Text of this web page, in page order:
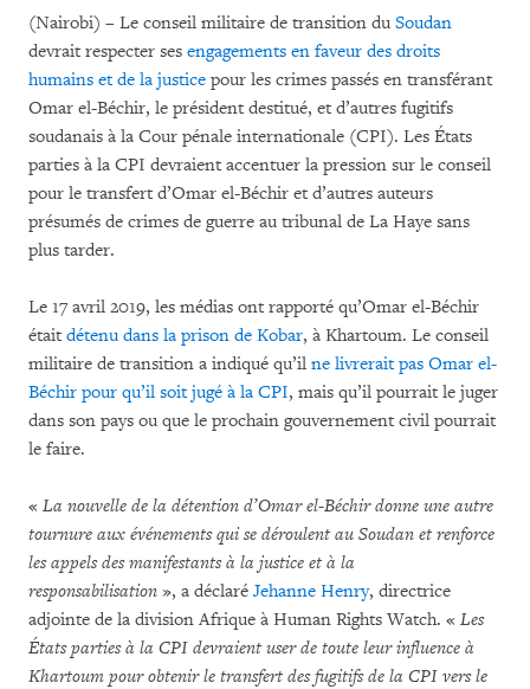
(Nairobi) – Le conseil militaire de transition du Soudan
devrait respecter ses engagements en faveur des droits
humains et de la justice pour les crimes passés en transférant
Omar el-Béchir, le président destitué, et d’autres fugitifs
soudanais à la Cour pénale internationale (CPI). Les États
parties à la CPI devraient accentuer la pression sur le conseil
pour le transfert d’Omar el-Béchir et d’autres auteurs
présumés de crimes de guerre au tribunal de La Haye sans
plus tarder.
Le 17 avril 2019, les médias ont rapporté qu’Omar el-Béchir
était détenu dans la prison de Kobar, à Khartoum. Le conseil
militaire de transition a indiqué qu’il ne livrerait pas Omar el-
Béchir pour qu’il soit jugé à la CPI, mais qu’il pourrait le juger
dans son pays ou que le prochain gouvernement civil pourrait
le faire.
« La nouvelle de la détention d’Omar el-Béchir donne une autre
tournure aux événements qui se déroulent au Soudan et renforce
les appels des manifestants à la justice et à la
responsabilisation », a déclaré Jehanne Henry, directrice
adjointe de la division Afrique à Human Rights Watch. « Les
États parties à la CPI devraient user de toute leur influence à
Khartoum pour obtenir le transfert des fugitifs de la CPI vers le